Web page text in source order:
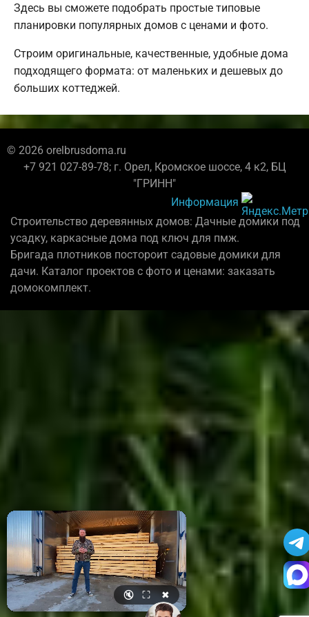
Здесь вы сможете подобрать простые типовые
планировки популярных домов с ценами и фото.
Строим оригинальные, качественные, удобные дома
подходящего формата: от маленьких и дешевых до
больших коттеджей.
© 2026 orelbrusdoma.ru
+7 921 027-89-78; г. Орел, Кромское шоссе, 4 к2, БЦ
"ГРИНН"
Информация
Строительство деревянных домов: Дачные домики под
усадку, каркасные дома под ключ для пмж.
Бригада плотников постороит садовые домики для
дачи. Каталог проектов с фото и ценами: заказать
домокомплект.
🔇 ⛶ ✖